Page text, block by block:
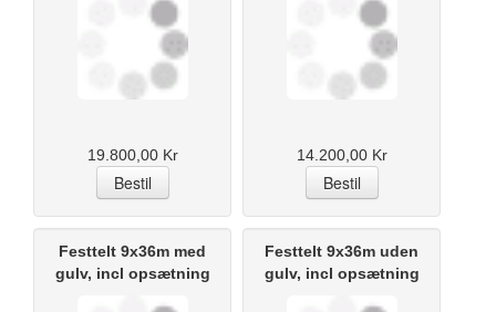
19.800,00 Kr 14.200,00 Kr
Festtelt 9x36m med
gulv, incl opsætning
Festtelt 9x36m uden
gulv, incl opsætning